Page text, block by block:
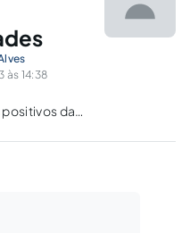
às 14:38
da